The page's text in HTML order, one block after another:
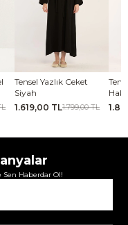
Tensel Yazlık Ceket
Siyah
1.619,00 TL1.799,00 TL
Haki
Sen Haberdar Ol!